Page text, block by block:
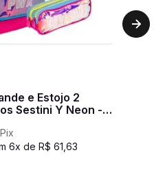
e Estojo 2
Sestini Y Neon -
6x de R$ 61,63